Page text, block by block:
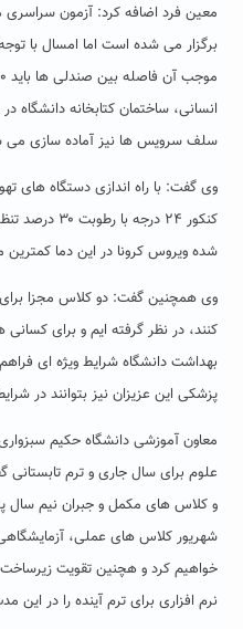
معین فرد اضافه کرد: آزمون
برگزار می شده است اما امسال با
انسانی، ساختمان کتابخانه دانشگاه
سلف سرویس ها نیز آماده سازی می
وی گفت: با راه اندازی دستگاه های
کنکور ۲۴
شده ویروس کرونا در این دما کمترین
وی همچنین گفت: دو کلاس مجزا
کنند، در نظر گرفته ایم و برای
پزشکی این عزیزان نیز بتوانند در
معاون آموزشی دانشگاه حکیم سبزواری
علوم برای سال جاری و ترم تابستانی
و کلاس های مکمل و جبران نیم سال
شهریور کلاس های عملی، آزمایشگاهی
خواهیم کرد و هچنین تقویت
نرم افزاری برای ترم آینده را در